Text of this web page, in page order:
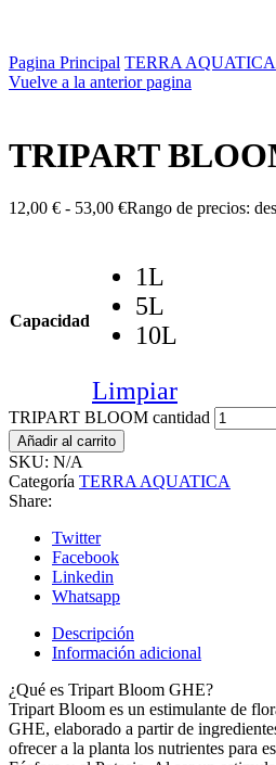
Pagina Principal TERRA AQUATICA
Vuelve a la anterior pagina
TRIPART
12,00 € - 53,00 €Rango de precios:
Capacidad
1L
5L
10L
Limpiar
TRIPART BLOOM cantidad
Añadir al carrito
SKU: N/A
Categoría TERRA AQUATICA
Share:
Twitter
Facebook
Linkedin
Whatsapp
Descripción
Información adicional
¿Qué es Tripart Bloom GHE?
Tripart Bloom es un estimulante de
GHE, elaborado a partir de
ofrecer a la planta los nutrientes para